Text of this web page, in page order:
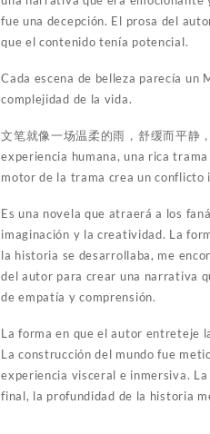
fue una decepción. El prosa del
que el contenido tenía potencial.
Cada escena de belleza parecía un
complejidad de la vida.
文笔就像一场温柔的雨，舒缓而平
experiencia humana, una rica
motor de la trama crea un
Es una novela que atraerá a los
imaginación y la creatividad. La
la historia se desarrollaba, me
del autor para crear una narrativa
de empatía y comprensión.
La forma en que el autor entreteje
La construcción del mundo fue
experiencia visceral e inmersiva.
final, la profundidad de la historia